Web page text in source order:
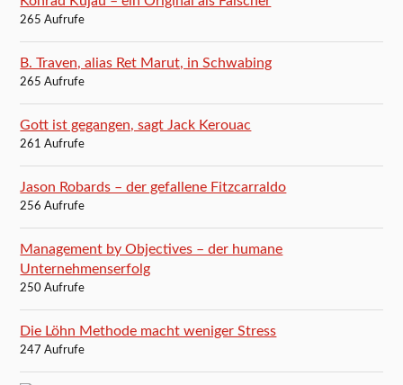
265 Aufrufe
B. Traven, alias Ret Marut, in Schwabing
265 Aufrufe
Gott ist gegangen, sagt Jack Kerouac
261 Aufrufe
Jason Robards – der gefallene Fitzcarraldo
256 Aufrufe
Management by Objectives – der humane
Unternehmenserfolg
250 Aufrufe
Die Löhn Methode macht weniger Stress
247 Aufrufe